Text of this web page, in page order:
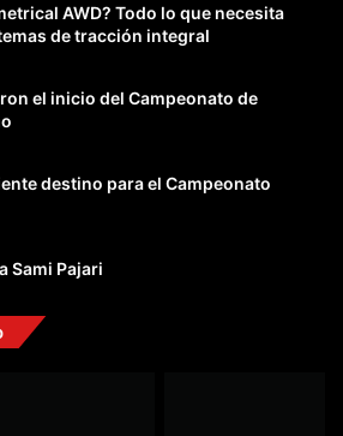
AWD? Todo lo que necesita
de tracción integral
el inicio del Campeonato de
destino para el Campeonato
Sami Pajari